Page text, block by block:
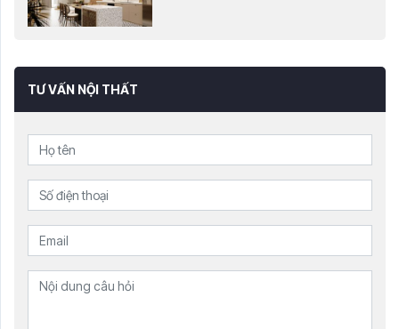
TƯ VẤN NỘI THẤT